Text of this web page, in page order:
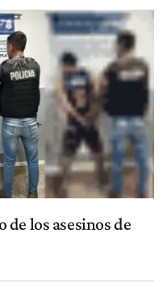
de los asesinos de